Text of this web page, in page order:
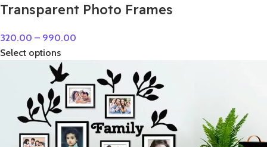
Transparent Photo Frames
320.00 – 990.00
Select options